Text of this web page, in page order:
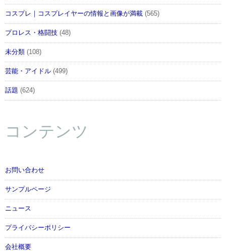
コスプレ｜コスプレイヤーの情報と画像が満載 (565)
プロレス・格闘技 (48)
未分類 (108)
芸能・アイドル (499)
話題 (624)
コンテンツ
お問い合わせ
サンプルページ
ニュース
プライバシーポリシー
会社概要